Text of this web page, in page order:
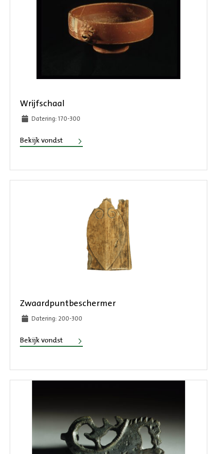
Wrijfschaal
Datering: 170-300
Bekijk vondst Wrijfschaal
Zwaardpuntbeschermer
Datering: 200-300
Bekijk vondst Zwaardpuntbeschermer